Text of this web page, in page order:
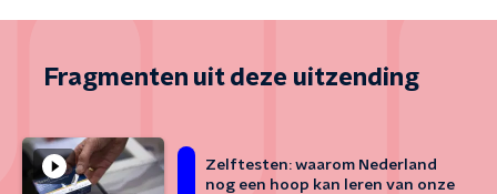
Fragmenten uit deze uitzending
Zelftesten: waarom Nederland
nog een hoop kan leren van onze